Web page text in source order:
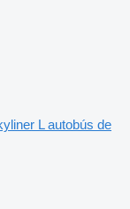
L autobús de